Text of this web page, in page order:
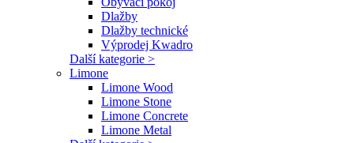
Dlažby
Dlažby technické
Výprodej Kwadro
Další kategorie >
Limone
Limone Wood
Limone Stone
Limone Concrete
Limone Metal